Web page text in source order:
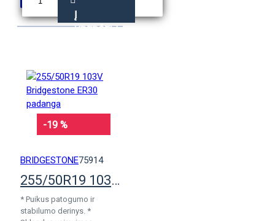
Į
KREPŠELĮ
-19 %
BRIDGESTONE75914
255/50R19 103V Bridgestone ER30 padanga
* Puikus patogumo ir
stabilumo derinys. *